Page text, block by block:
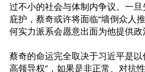
过不小的社会与体制内争议。一
庇护，蔡奇或许将面临“墙倒众人
何实力派系会愿意出面为他提供政
蔡奇的命运完全取决于习近平是以
高领导权”，如果是非正常、对抗